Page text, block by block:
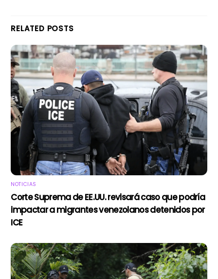
RELATED POSTS
NOTICIAS
Corte Suprema de EE.UU. revisará caso que podría
impactar a migrantes venezolanos detenidos por
ICE